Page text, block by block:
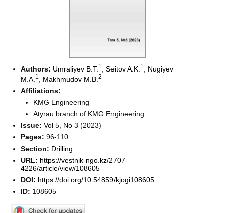
Authors: Umraliyev B.T. 1 ,Seitov A.K. 1
Nugiyev
M.A. 1 Makhmudov M.B.2
Affiliations:
KMG Engineering
Atyrau branch of KMG Engineering
Issue:Vol 5, No 3 (2023)
Pages:96-110
Section: Drilling
URL: https://vestnik-ngo.kz/2707-
4226/article/view/108605
DOI: https://doi.org/10.54859/kjogi108605
ID: 108605